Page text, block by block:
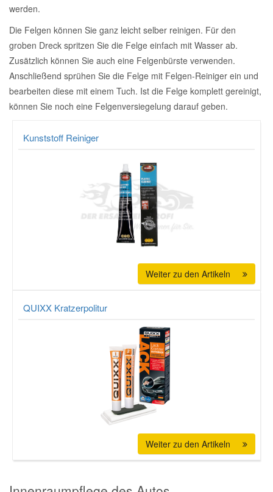
werden.
Die Felgen können Sie ganz leicht selber reinigen. Für den
groben Dreck spritzen Sie die Felge einfach mit Wasser ab.
Zusätzlich können Sie auch eine Felgenbürste verwenden.
Anschließend sprühen Sie die Felge mit Felgen-Reiniger ein und
bearbeiten diese mit einem Tuch. Ist die Felge komplett gereinigt,
können Sie noch eine Felgenversiegelung darauf geben.
Kunststoff Reiniger
Weiter zu den Artikeln
QUIXX Kratzerpolitur
Weiter zu den Artikeln
Mercedes Ersatzteile
Mini Ersatzteile
Mitsubishi Ersatzteile
Nissan Ersatzteile
Porsche Ersatzteile
Skoda Ersatzteile
Vauxhall Ersatzteile